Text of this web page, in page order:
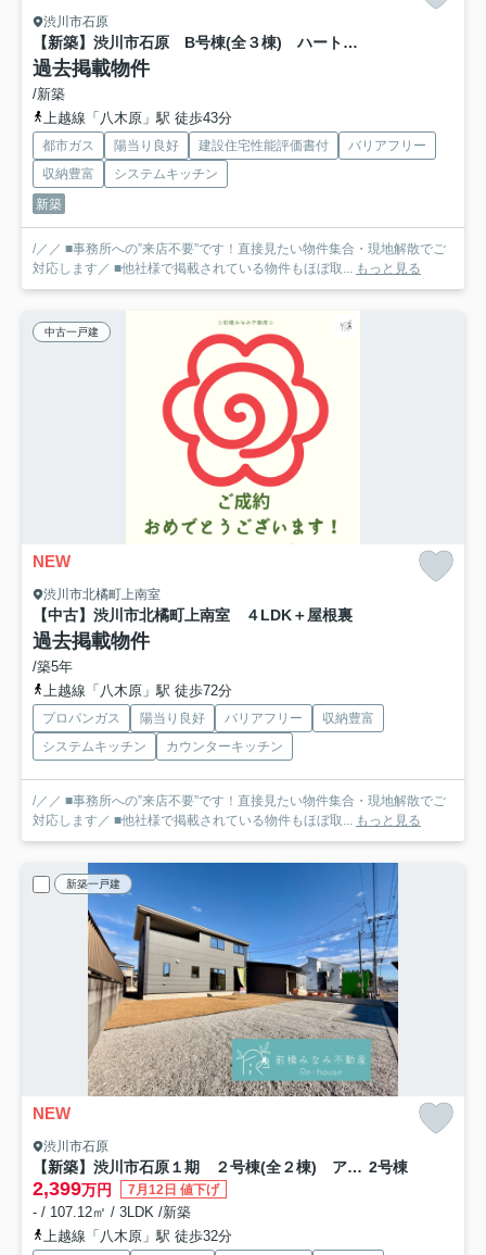
渋川市石原
【新築】渋川市石原 B号棟(全３棟) ハートフルタウン 新築建売分譲
過去掲載物件
/新築
上越線「八木原」駅 徒歩43分
都市ガス 陽当り良好 建設住宅性能評価書付
バリアフリー
収納豊富
システムキッチン
新築
/／／ ■事務所への”来店不要”です！直接見たい物件集合・現地解散でご
対応します／ ■他社様で掲載されている物件もほぼ取... もっと見る
中古一戸建
NEW
渋川市北橘町上南室
【中古】渋川市北橘町上南室 ４LDK＋屋根裏
過去掲載物件
/築5年
上越線「八木原」駅 徒歩72分
プロパンガス 陽当り良好 バリアフリー
収納豊富
システムキッチン
カウンターキッチン
/／／ ■事務所への”来店不要”です！直接見たい物件集合・現地解散でご
対応します／ ■他社様で掲載されている物件もほぼ取... もっと見る
新築一戸建
NEW
渋川市石原
【新築】渋川市石原１期 ２号棟(全２棟) アーバンスタイル 新築建売分譲 2号棟
2,399万円 7月12日 値下げ
- / 107.12㎡ / 3LDK /新築
上越線「八木原」駅 徒歩32分